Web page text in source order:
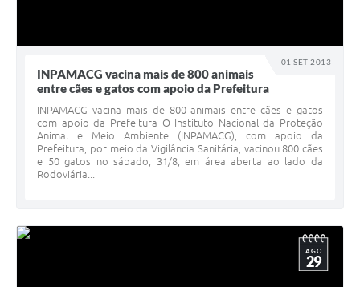
01 SET 2013
INPAMACG vacina mais de 800 animais
entre cães e gatos com apoio da Prefeitura
INPAMACG vacina mais de 800 animais entre cães e gatos
com apoio da Prefeitura O Instituto Nacional da Proteção
Animal e Meio Ambiente (INPAMACG), com apoio da
Prefeitura, por meio da Vigilância Sanitária, vacinou 800 cães
e 50 gatos no sábado, 31/8, em área aberta ao lado da
Rodoviária...
AGO
29